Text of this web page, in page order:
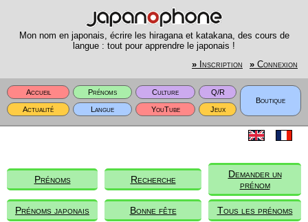
Mon nom en japonais, écrire les hiragana et katakana, des cours de
langue : tout pour apprendre le japonais !
» Inscription » Connexion
Accueil Prénoms Culture
Q/R
Boutique
Actualité
Langue YouTube Jeux
Prénoms Recherche
Demander un
prénom
Prénoms japonais Bonne fête Tous les prénoms